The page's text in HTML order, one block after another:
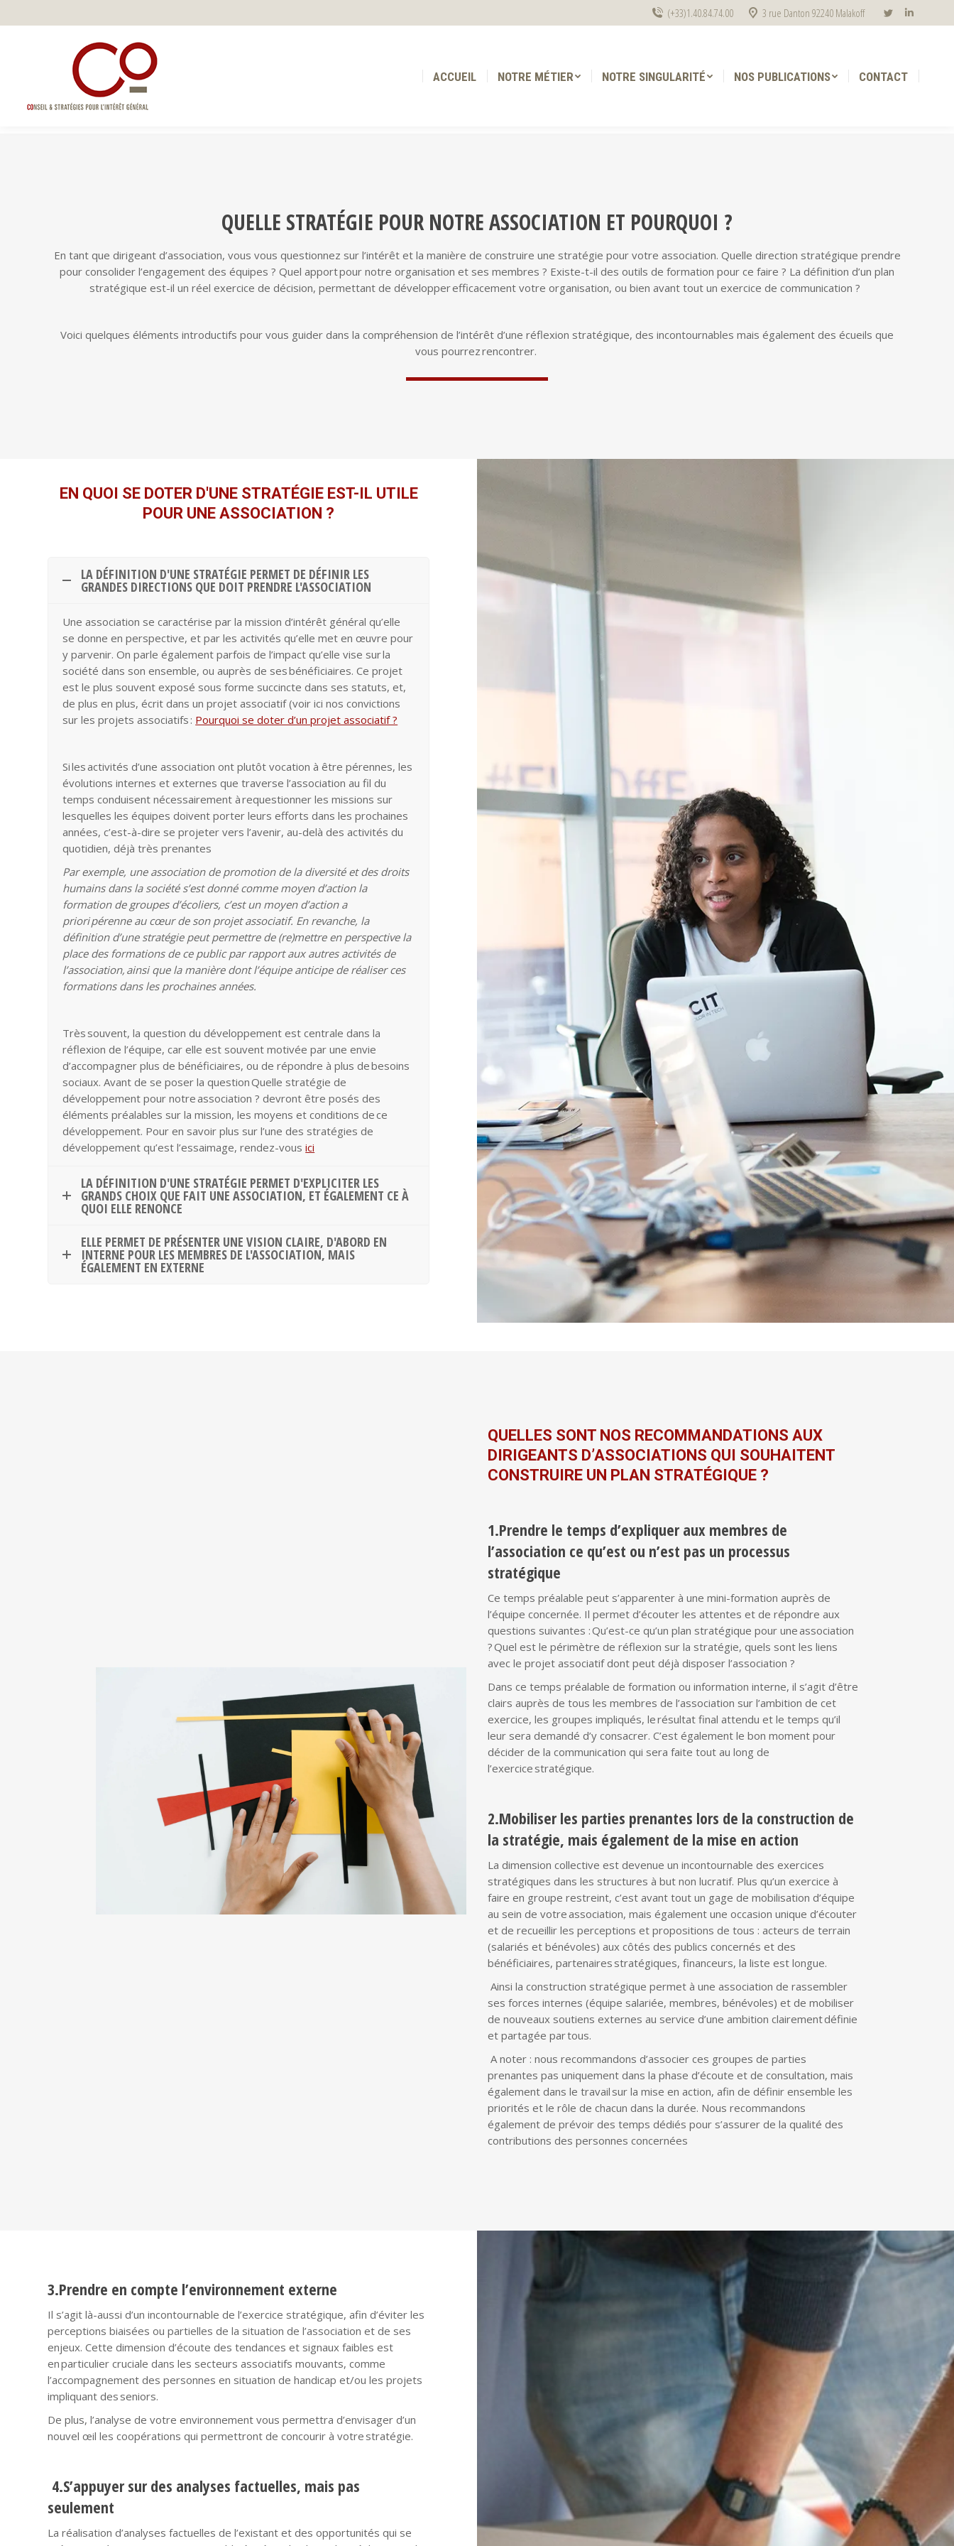
(+33)1.40.84.74.00 3 rue Danton 92240 Malakoff
La
s'ouvre
ACCUEIL NOTRE MÉTIER NOTRE SINGULARITÉ NOS PUBLICATIONS CONTACT
QUELLE STRATÉGIE POUR NOTRE ASSOCIATION ET POURQUOI ?
En tant que dirigeant d’association, vous vous questionnez sur l’intérêt et la manière de construire une stratégie pour votre association. Quelle direction stratégique prendre
pour consolider l’engagement des équipes ? Quel apport pour notre organisation et ses membres ? Existe-t-il des outils de formation pour ce faire ? La définition d’un plan
stratégique est-il un réel exercice de décision, permettant de développer efficacement votre organisation, ou bien avant tout un exercice de communication ?
Voici quelques éléments introductifs pour vous guider dans la compréhension de l’intérêt d’une réflexion stratégique, des incontournables mais également des écueils que
vous pourrez rencontrer.
EN QUOI SE DOTER D'UNE STRATÉGIE EST-IL UTILE
POUR UNE ASSOCIATION ?
LA DÉFINITION D'UNE STRATÉGIE PERMET DE DÉFINIR LES
GRANDES DIRECTIONS QUE DOIT PRENDRE L'ASSOCIATION
Une association se caractérise par la mission d’intérêt général qu’elle
se donne en perspective, et par les activités qu’elle met en œuvre pour
y parvenir. On parle également parfois de l’impact qu’elle vise sur la
société dans son ensemble, ou auprès de ses bénéficiaires. Ce projet
est le plus souvent exposé sous forme succincte dans ses statuts, et,
de plus en plus, écrit dans un projet associatif (voir ici nos convictions
sur les projets associatifs : Pourquoi se doter d’un projet associatif ?
Si les activités d’une association ont plutôt vocation à être pérennes, les
évolutions internes et externes que traverse l’association au fil du
temps conduisent nécessairement à requestionner les missions sur
lesquelles les équipes doivent porter leurs efforts dans les prochaines
années, c’est-à-dire se projeter vers l’avenir, au-delà des activités du
quotidien, déjà très prenantes
Par exemple, une association de promotion de la diversité et des droits
humains dans la société s’est donné comme moyen d’action la
formation de groupes d’écoliers, c’est un moyen d’action a
priori pérenne au cœur de son projet associatif. En revanche, la
définition d’une stratégie peut permettre de (re)mettre en perspective la
place des formations de ce public par rapport aux autres activités de
l’association, ainsi que la manière dont l’équipe anticipe de réaliser ces
formations dans les prochaines années.
Très souvent, la question du développement est centrale dans la
réflexion de l’équipe, car elle est souvent motivée par une envie
d’accompagner plus de bénéficiaires, ou de répondre à plus de besoins
sociaux. Avant de se poser la question Quelle stratégie de
développement pour notre association ? devront être posés des
éléments préalables sur la mission, les moyens et conditions de ce
développement. Pour en savoir plus sur l’une des stratégies de
développement qu’est l’essaimage, rendez-vousici
LA DÉFINITION D'UNE STRATÉGIE PERMET D'EXPLICITER LES
GRANDS CHOIX QUE FAIT UNE ASSOCIATION, ET ÉGALEMENT CE À
QUOI ELLE RENONCE
ELLE PERMET DE PRÉSENTER UNE VISION CLAIRE, D'ABORD EN
INTERNE POUR LES MEMBRES DE L'ASSOCIATION, MAIS
ÉGALEMENT EN EXTERNE
QUELLES SONT NOS RECOMMANDATIONS AUX
DIRIGEANTS D’ASSOCIATIONS QUI SOUHAITENT
CONSTRUIRE UN PLAN STRATÉGIQUE ?
1.Prendre le temps d’expliquer aux membres de
l’association ce qu’est ou n’est pas un processus
stratégique
Ce temps préalable peut s’apparenter à une mini-formation auprès de
l’équipe concernée. Il permet d’écouter les attentes et de répondre aux
questions suivantes : Qu’est-ce qu’un plan stratégique pour une association
? Quel est le périmètre de réflexion sur la stratégie, quels sont les liens
avec le projet associatif dont peut déjà disposer l’association ?
Dans ce temps préalable de formation ou information interne, il s’agit d’être
clairs auprès de tous les membres de l’association sur l’ambition de cet
exercice, les groupes impliqués, le résultat final attendu et le temps qu’il
leur sera demandé d’y consacrer. C’est également le bon moment pour
décider de la communication qui sera faite tout au long de
l’exercice stratégique.​
2.Mobiliser les parties prenantes lors de la construction de
la stratégie, mais également de la mise en action
La dimension collective est devenue un incontournable des exercices
stratégiques dans les structures à but non lucratif. Plus qu’un exercice à
faire en groupe restreint, c’est avant tout un gage de mobilisation d’équipe
au sein de votre association, mais également une occasion unique d’écouter
et de recueillir les perceptions et propositions de tous : acteurs de terrain
(salariés et bénévoles) aux côtés des publics concernés et des
bénéficiaires, partenaires stratégiques, financeurs, la liste est longue.
Ainsi la construction stratégique permet à une association de rassembler
ses forces internes (équipe salariée, membres, bénévoles) et de mobiliser
de nouveaux soutiens externes au service d’une ambition clairement définie
et partagée par tous.
A noter : nous recommandons d’associer ces groupes de parties
prenantes pas uniquement dans la phase d’écoute et de consultation, mais
également dans le travail sur la mise en action, afin de définir ensemble les
priorités et le rôle de chacun dans la durée​. Nous recommandons
également de prévoir des temps dédiés pour s’assurer de la qualité des
contributions des personnes concernées
3.Prendre en compte l’environnement externe
Il s’agit là-aussi d’un incontournable de l’exercice stratégique, afin d’éviter les
perceptions biaisées ou partielles de la situation de l’association et de ses
enjeux. Cette dimension d’écoute des tendances et signaux faibles est
en particulier cruciale dans les secteurs associatifs mouvants, comme
l’accompagnement des personnes en situation de handicap et/ou les projets
impliquant des seniors.
De plus, l’analyse de votre environnement vous permettra d’envisager d’un
nouvel œil les coopérations qui permettront de concourir à votre stratégie​.
4.S’appuyer sur des analyses factuelles, mais pas
seulement
La réalisation d’analyses factuelles de l’existant et des opportunités qui se
ACCUEIL NOTRE MÉTIER NOTRE SINGULARITÉ NOS PUBLICATIONS CONTACT